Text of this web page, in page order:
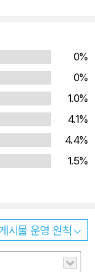
0%
0%
1.0%
4.1%
4.4%
1.5%
시물 운영 원칙